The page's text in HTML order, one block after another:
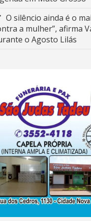
O silêncio ainda é o
a mulher”, afirma
o Agosto Lilás